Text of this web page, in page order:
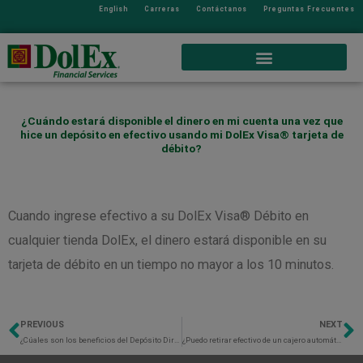
English Carreras Contáctanos Preguntas Frecuentes
¿Cuándo estará disponible el dinero en mi cuenta una vez que
hice un depósito en efectivo usando mi DolEx Visa® tarjeta de
débito?
Cuando ingrese efectivo a su DolEx Visa® Débito en
cualquier tienda DolEx, el dinero estará disponible en su
tarjeta de débito en un tiempo no mayor a los 10 minutos.
Previo
PREVIOUS NEXT
¿Puedo retirar efectivo de un cajero automático (ATM)?